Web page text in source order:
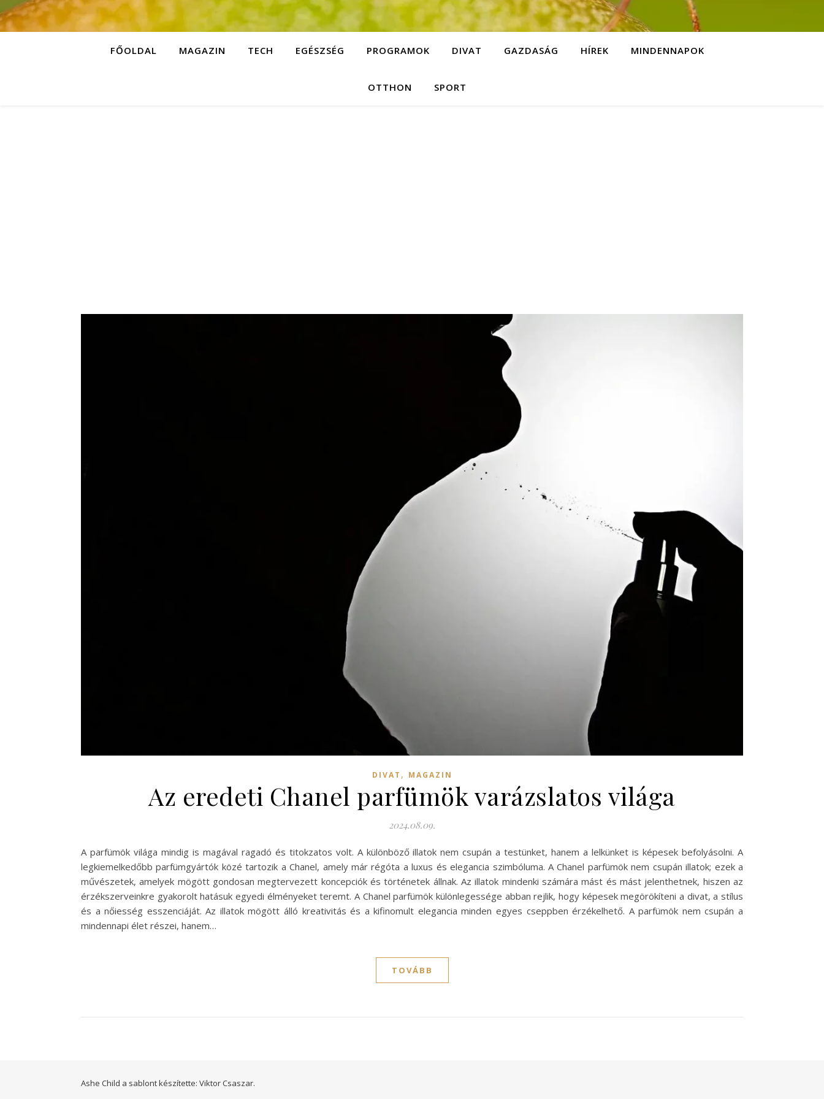
FŐOLDAL MAGAZIN TECH EGÉSZSÉG PROGRAMOK DIVAT GAZDASÁG HÍREK MINDENNAPOK
OTTHON SPORT
DIVAT , MAGAZIN
Az eredeti Chanel parfümök varázslatos világa
2024.08.09.
A parfümök világa mindig is magával ragadó és titokzatos volt. A különböző illatok nem csupán a testünket, hanem a lelkünket is képesek befolyásolni. A
legkiemelkedőbb parfümgyártók közé tartozik a Chanel, amely már régóta a luxus és elegancia szimbóluma. A Chanel parfümök nem csupán illatok; ezek a
művészetek, amelyek mögött gondosan megtervezett koncepciók és történetek állnak. Az illatok mindenki számára mást és mást jelenthetnek, hiszen az
érzékszerveinkre gyakorolt hatásuk egyedi élményeket teremt. A Chanel parfümök különlegessége abban rejlik, hogy képesek megörökíteni a divat, a stílus
és a nőiesség esszenciáját. Az illatok mögött álló kreativitás és a kifinomult elegancia minden egyes cseppben érzékelhető. A parfümök nem csupán a
mindennapi élet részei, hanem…
TOVÁBB
Ashe Child a sablont készítette: Viktor Csaszar.